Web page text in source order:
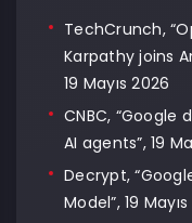
TechCrunch,
Karpathy joins
19 Mayıs 2026
CNBC, “Google
AI agents”, 19
Decrypt,
Model”, 19